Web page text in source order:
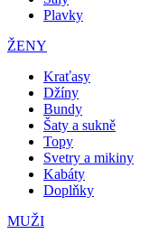
Plavky
ŽENY
Kraťasy
Džíny
Bundy
Šaty a sukně
Topy
Svetry a mikiny
Kabáty
Doplňky
MUŽI